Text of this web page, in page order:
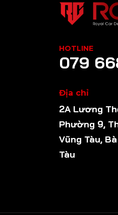
HOTLINE
079
Địa chỉ
2A Lương
Phường 9,
Vũng Tàu,
Tàu